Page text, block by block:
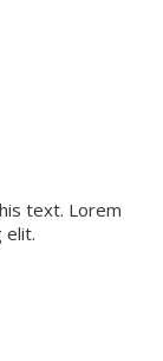
text. Lorem
elit.